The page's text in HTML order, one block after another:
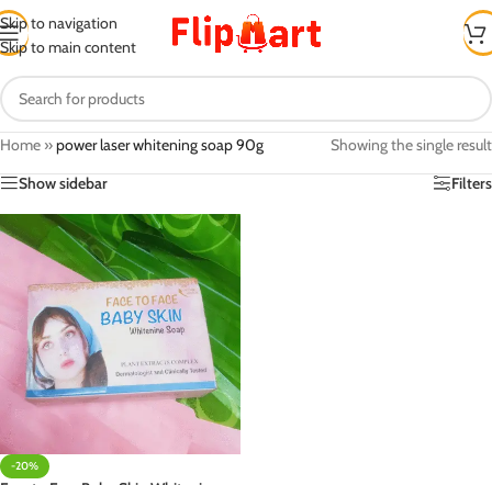
Skip to navigation
Skip to main content
Home »power laser whitening soap 90g
Showing the single result
Show sidebar
Filters
-20%